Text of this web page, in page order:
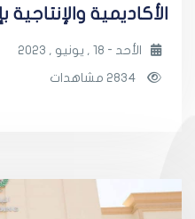
الأكاديمية
الأحد - 18 , يونيو , 2023